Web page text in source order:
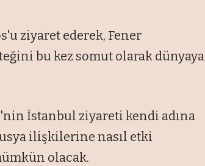
ziyaret ederek, Fener
bu kez somut olarak dünyaya
İstanbul ziyareti kendi adına
ilişkilerine nasıl etki
olacak.